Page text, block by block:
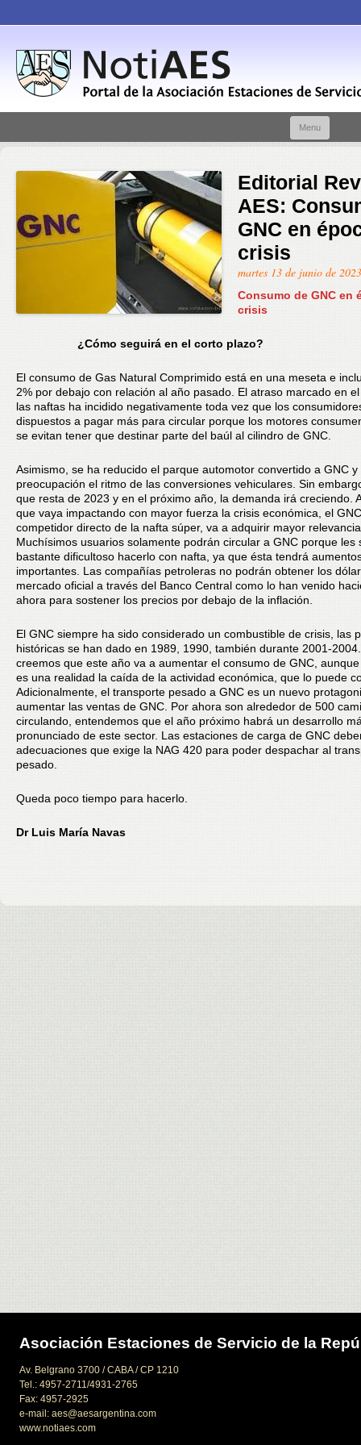
Menu
Editorial
AES:
GNC en
crisis
martes 13 de junio de 2023
Consumo de GNC en
crisis
¿Cómo seguirá en el corto plazo?
El consumo de Gas Natural Comprimido está en una meseta e
2% por debajo con relación al año pasado. El atraso marcado en
las naftas ha incidido negativamente toda vez que los
dispuestos a pagar más para circular porque los motores
se evitan tener que destinar parte del baúl al cilindro de GNC.
Asimismo, se ha reducido el parque automotor convertido a GNC y
preocupación el ritmo de las conversiones vehiculares. Sin
que resta de 2023 y en el próximo año, la demanda irá creciendo.
que vaya impactando con mayor fuerza la crisis económica, el
competidor directo de la nafta súper, va a adquirir mayor
Muchísimos usuarios solamente podrán circular a GNC porque les
bastante dificultoso hacerlo con nafta, ya que ésta tendrá
importantes. Las compañías petroleras no podrán obtener los
mercado oficial a través del Banco Central como lo han venido
ahora para sostener los precios por debajo de la inflación.
El GNC siempre ha sido considerado un combustible de crisis, las
históricas se han dado en 1989, 1990, también durante 2001-
creemos que este año va a aumentar el consumo de GNC,
es una realidad la caída de la actividad económica, que lo puede
Adicionalmente, el transporte pesado a GNC es un nuevo
aumentar las ventas de GNC. Por ahora son alrededor de 500
circulando, entendemos que el año próximo habrá un desarrollo
pronunciado de este sector. Las estaciones de carga de GNC
adecuaciones que exige la NAG 420 para poder despachar al
pesado.
Queda poco tiempo para hacerlo.
Dr Luis María Navas
Asociación Estaciones de Servicio de la
Av. Belgrano 3700 / CABA / CP 1210
Tel.: 4957-2711/4931-2765
Fax: 4957-2925
e-mail: aes@aesargentina.com
www.notiaes.com